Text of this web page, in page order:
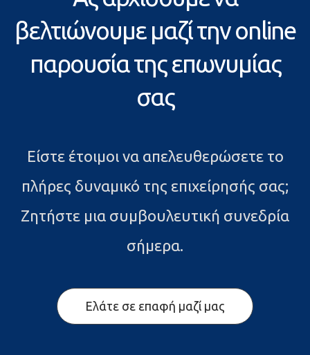
βελτιώνουμε μαζί την online
παρουσία της επωνυμίας
σας
Είστε έτοιμοι να απελευθερώσετε το
πλήρες δυναμικό της επιχείρησής σας;
Ζητήστε μια συμβουλευτική συνεδρία
σήμερα.
Ελάτε σε επαφή μαζί μας